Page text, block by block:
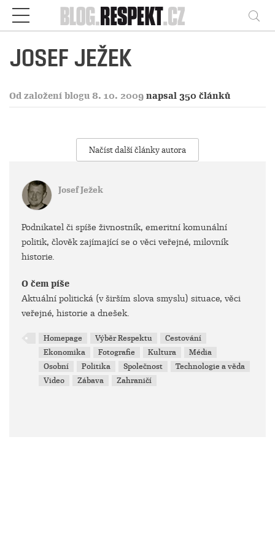
Respekt
JOSEF JEŽEK
Od založení blogu 8. 10. 2009 napsal 350 článků
Načíst další články autora
Josef Ježek
Podnikatel či spíše živnostník, emeritní komunální
politik, člověk zajímající se o věci veřejné, milovník
historie.
O čem píše
Aktuální politická (v širším slova smyslu) situace, věci
veřejné, historie a dnešek.
Homepage Výběr Respektu
Cestování
Ekonomika
Fotografie Kultura
Média
Osobní
Politika Společnost
Technologie a věda
Video
Zábava Zahraničí